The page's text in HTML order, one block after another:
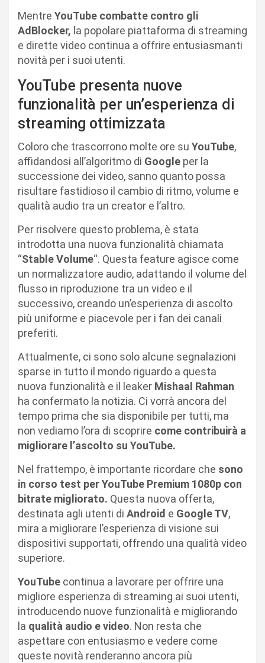
Mentre YouTube combatte contro gli
AdBlocker, la popolare piattaforma di streaming
e dirette video continua a offrire entusiasmanti
novità per i suoi utenti.
YouTube presenta nuove
funzionalità per un’esperienza di
streaming ottimizzata
Coloro che trascorrono molte ore su YouTube,
affidandosi all’algoritmo di Google per la
successione dei video, sanno quanto possa
risultare fastidioso il cambio di ritmo, volume e
qualità audio tra un creator e l’altro.
Per risolvere questo problema, è stata
introdotta una nuova funzionalità chiamata
“Stable Volume“. Questa feature agisce come
un normalizzatore audio, adattando il volume del
flusso in riproduzione tra un video e il
successivo, creando un’esperienza di ascolto
più uniforme e piacevole per i fan dei canali
preferiti.
Attualmente, ci sono solo alcune segnalazioni
sparse in tutto il mondo riguardo a questa
nuova funzionalità e il leaker Mishaal Rahman
ha confermato la notizia. Ci vorrà ancora del
tempo prima che sia disponibile per tutti, ma
non vediamo l’ora di scoprire come contribuirà a
migliorare l’ascolto su YouTube.
Nel frattempo, è importante ricordare che sono
in corso test per YouTube Premium 1080p con
bitrate migliorato. Questa nuova offerta,
destinata agli utenti di Android e Google TV,
mira a migliorare l’esperienza di visione sui
dispositivi supportati, offrendo una qualità video
superiore.
YouTube continua a lavorare per offrire una
migliore esperienza di streaming ai suoi utenti,
introducendo nuove funzionalità e migliorando
la qualità audio evideo. Non resta che
aspettare con entusiasmo e vedere come
queste novità renderanno ancora più